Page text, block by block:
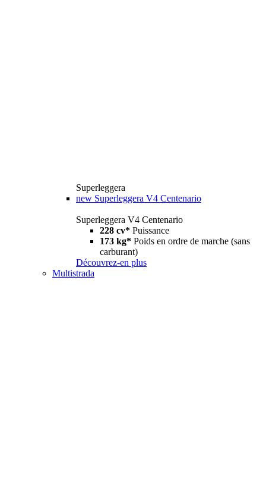
Superleggera
new Superleggera V4 Centenario
Superleggera V4 Centenario
228 cv* Puissance
173 kg* Poids en ordre de marche (sans
carburant)
Découvrez-en plus
Multistrada